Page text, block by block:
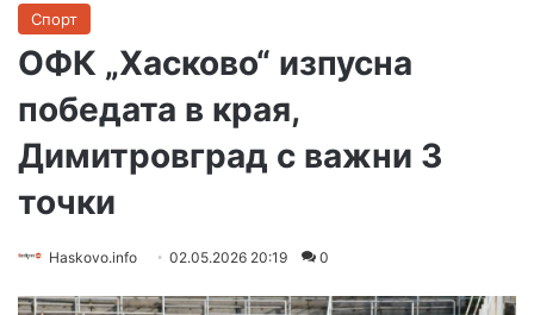
Спорт
ОФК „Хасково“ изпусна
победата в края,
Димитровград с важни 3
точки
Haskovo.info 02.05.2026 20:19 0